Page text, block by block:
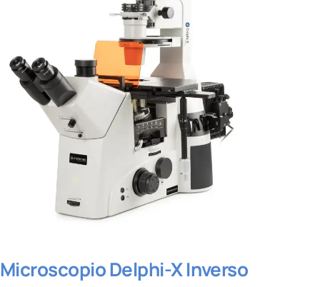
Microscopio Delphi-X Inverso